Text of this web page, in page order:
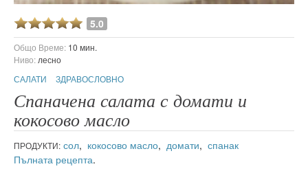
5.0
Общо Време: 10 мин.
Ниво: лесно
САЛАТИ
ЗДРАВОСЛОВНО
Спаначена салата с домати и
кокосово масло
ПРОДУКТИ: сол, кокосово масло, домати, спанак
Пълната рецепта.